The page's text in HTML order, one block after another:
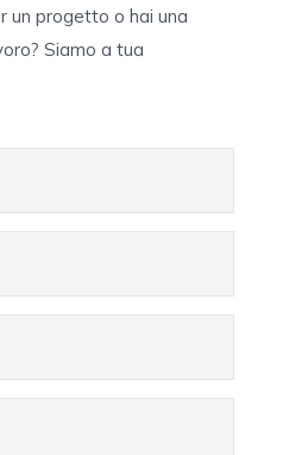
un progetto o hai una
Siamo a tua